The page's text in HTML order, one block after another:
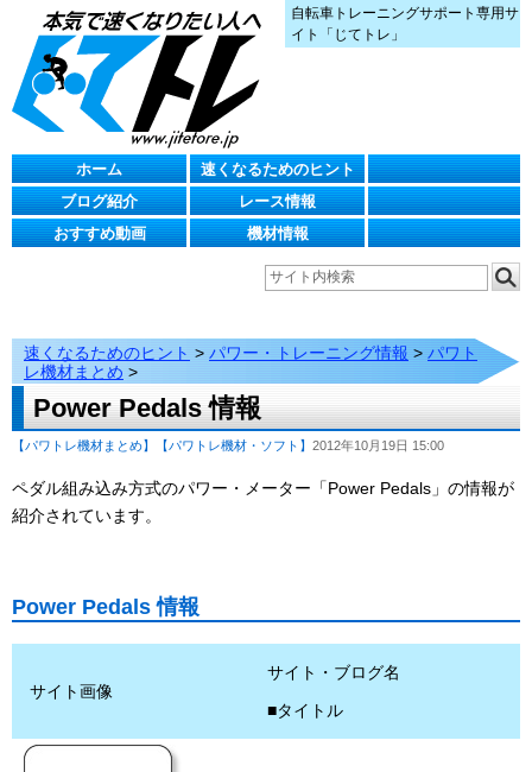
自転車トレーニングサポート専用サ
イト「じてトレ」
ホーム
速くなるためのヒント
ブログ紹介
レース情報
おすすめ動画
機材情報
速くなるためのヒント > パワー・トレーニング情報 > パワト
レ機材まとめ >
Power Pedals 情報
【パワトレ機材まとめ】 【パワトレ機材・ソフト】 2012年10月19日 15:00
ペダル組み込み方式のパワー・メーター「Power Pedals」の情報が
紹介されています。
Power Pedals 情報
サイト画像
サイト・ブログ名
■タイトル